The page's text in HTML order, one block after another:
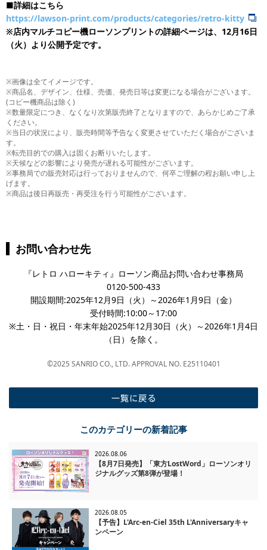
■詳細はこちら
https://lawson-print.com/products/categories/retro-kitty
※店内マルチコピー機ローソンプリントの詳細ページは、12月16日
（火）より公開予定です。
※画像は全てイメージです。
※商品名、デザイン、仕様、売価、発売日等は変更になる場合がございます。
(コピー機商品は除く)
※数量限定につき、なくなり次第販売終了となりますので、あらかじめご了承
ください。
※当日の状況により、販売時間等予告なく変更させていただく場合がございま
す。
※転売目的での購入は固くお断りいたします。
※天候などの影響により発売が遅れる可能性がございます。
※事務局での販売対応は行っておりませんので、何卒ご理解の程お願い申し上
げます。
※商品は後日再販売・再受注を行う可能性がございます。
お問い合わせ先
『レトロ ハローキティ』ローソン商品お問い合わせ事務局
0120-500-433
開設期間:2025年12月9日（火）～2026年1月9日（金）
受付時間:10:00～17:00
※土・日・祝日・年末年始2025年12月30日（火）～2026年1月4日
（日）を除く。
©2025 SANRIO CO., LTD. APPROVAL NO. E25110401
このカテゴリーの新着記事
2026.08.06
【8月7日発売】「東方LostWord」ローソンオリ
ジナルグッズ第8弾が登場！
2026.08.05
【予告】L'Arc-en-Ciel 35th L'Anniversaryキャ
ンペーン